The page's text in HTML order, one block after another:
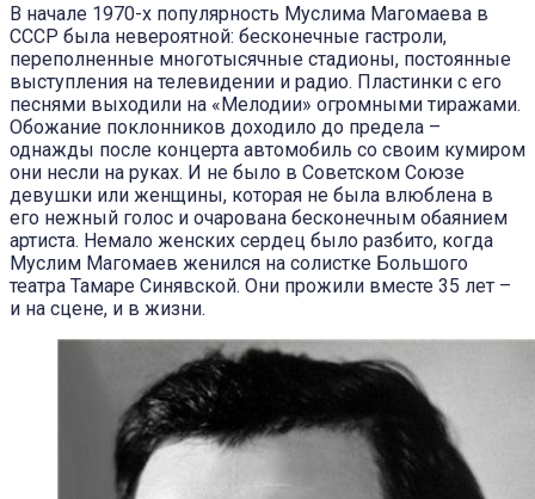
В начале 1970-х популярность Муслима Магомаева в
СССР была невероятной: бесконечные гастроли,
переполненные многотысячные стадионы, постоянные
выступления на телевидении и радио. Пластинки с его
песнями выходили на «Мелодии» огромными тиражами.
Обожание поклонников доходило до предела –
однажды после концерта автомобиль со своим кумиром
они несли на руках. И не было в Советском Союзе
девушки или женщины, которая не была влюблена в
его нежный голос и очарована бесконечным обаянием
артиста. Немало женских сердец было разбито, когда
Муслим Магомаев женился на солистке Большого
театра Тамаре Синявской. Они прожили вместе 35 лет –
и на сцене, и в жизни.